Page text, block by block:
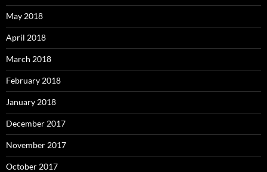
May 2018
April 2018
March 2018
February 2018
January 2018
December 2017
November 2017
October 2017